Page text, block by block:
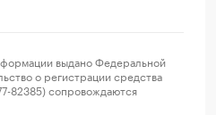
выдано Федеральной
о регистрации средства
82385) сопровождаются